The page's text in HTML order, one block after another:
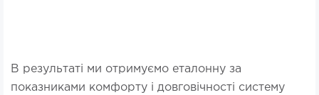
В результаті ми отримуємо еталонну за
показниками комфорту і довговічності систему